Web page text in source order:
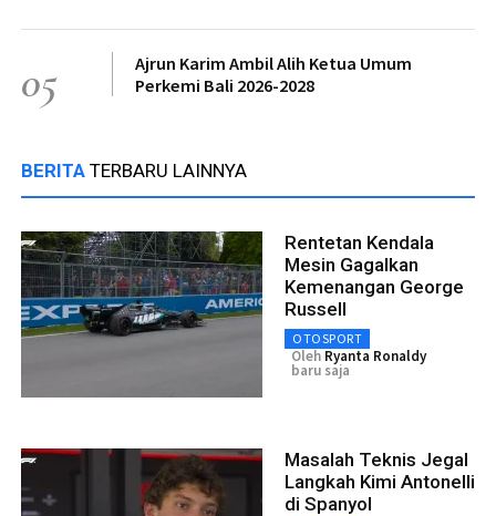
05
Ajrun Karim Ambil Alih Ketua Umum
Perkemi Bali 2026-2028
BERITA TERBARU LAINNYA
Rentetan Kendala
Mesin Gagalkan
Kemenangan George
Russell
OTOSPORT
Oleh Ryanta Ronaldy
baru saja
Masalah Teknis Jegal
Langkah Kimi Antonelli
di Spanyol